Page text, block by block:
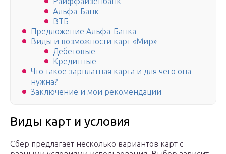
Альфа-Банк
ВТБ
Предложение Альфа-Банка
Виды и возможности карт «Мир»
Дебетовые
Кредитные
Что такое зарплатная карта и для чего она
нужна?
Заключение и мои рекомендации
Виды карт и условия
Сбер предлагает несколько вариантов карт с